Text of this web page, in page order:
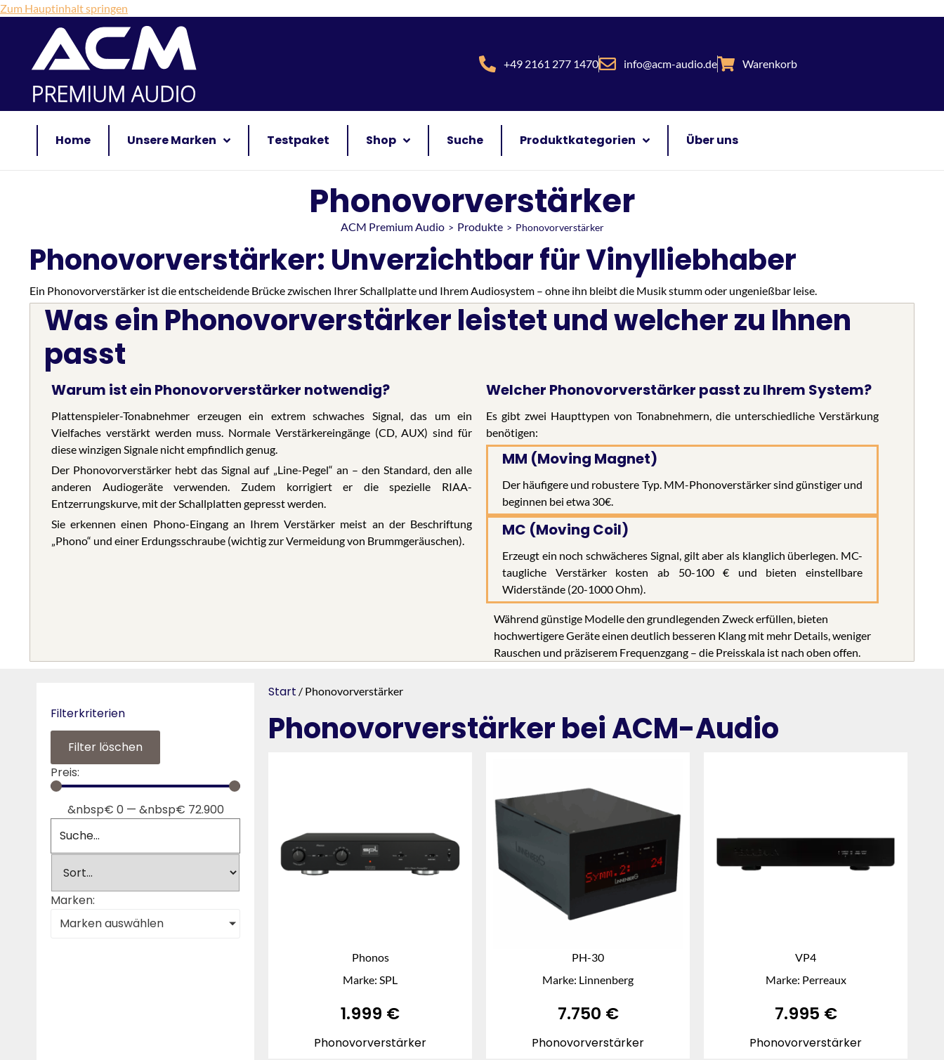
Zum Hauptinhalt springen
+49 2161 277 1470 info@acm-audio.de Warenkorb
Home Unsere Marken Testpaket Shop Suche Produktkategorien Über uns
Phonovorverstärker
ACM Premium Audio > Produkte > Phonovorverstärker
Phonovorverstärker: Unverzichtbar für Vinylliebhaber
Ein Phonovorverstärker ist die entscheidende Brücke zwischen Ihrer Schallplatte und Ihrem Audiosystem – ohne ihn bleibt die Musik stumm oder ungenießbar leise.
Was ein Phonovorverstärker leistet und welcher zu Ihnen
passt
Warum ist ein Phonovorverstärker notwendig?
Plattenspieler-Tonabnehmer erzeugen ein extrem schwaches Signal, das um ein
Vielfaches verstärkt werden muss. Normale Verstärkereingänge (CD, AUX) sind für
diese winzigen Signale nicht empfindlich genug.
Der Phonovorverstärker hebt das Signal auf „Line-Pegel“ an – den Standard, den alle
anderen Audiogeräte verwenden. Zudem korrigiert er die spezielle RIAA-
Entzerrungskurve, mit der Schallplatten gepresst werden.
Sie erkennen einen Phono-Eingang an Ihrem Verstärker meist an der Beschriftung
„Phono“ und einer Erdungsschraube (wichtig zur Vermeidung von Brummgeräuschen).
Welcher Phonovorverstärker passt zu Ihrem System?
Es gibt zwei Haupttypen von Tonabnehmern, die unterschiedliche Verstärkung
benötigen:
MM (Moving Magnet)
Der häufigere und robustere Typ. MM-Phonoverstärker sind günstiger und
beginnen bei etwa 30€.
MC (Moving Coil)
Erzeugt ein noch schwächeres Signal, gilt aber als klanglich überlegen. MC-
taugliche Verstärker kosten ab 50-100 € und bieten einstellbare
Widerstände (20-1000 Ohm).
Während günstige Modelle den grundlegenden Zweck erfüllen, bieten
hochwertigere Geräte einen deutlich besseren Klang mit mehr Details, weniger
Rauschen und präziserem Frequenzgang – die Preisskala ist nach oben offen.
Filterkriterien
Filter löschen
Preis:
&nbsp€ 0 — &nbsp€ 72.900
Marken:
Marken auswählen
Start / Phonovorverstärker
Phonovorverstärker bei ACM-Audio
Phonovorverstärker
Phonos
Marke: SPL
1.999 €
Phonovorverstärker
PH-30
Marke: Linnenberg
7.750 €
Phonovorverstärker
VP4
Marke: Perreaux
7.995 €